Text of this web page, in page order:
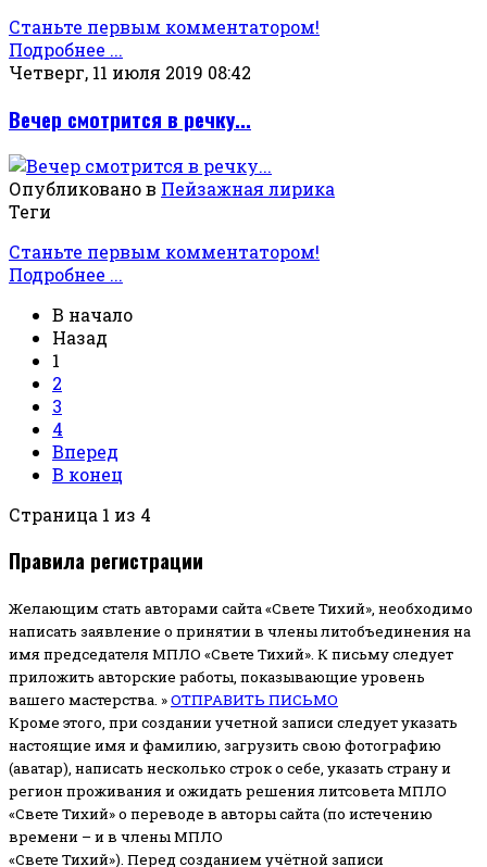
Станьте первым комментатором!
Подробнее ...
Четверг, 11 июля 2019 08:42
Вечер смотрится в речку...
Опубликовано в Пейзажная лирика
Теги
Станьте первым комментатором!
Подробнее ...
В начало
Назад
1
2
3
4
Вперед
В конец
Страница 1 из 4
Правила регистрации
Желающим стать авторами сайта «Свете Тихий», необходимо
написать заявление о принятии в члены литобъединения на
имя председателя МПЛО «Свете Тихий». К письму следует
приложить авторские работы, показывающие уровень
вашего мастерства. »ОТПРАВИТЬ ПИСЬМО
Кроме этого, при создании учетной записи следует указать
настоящие имя и фамилию, загрузить свою фотографию
(аватар), написать несколько строк о себе, указать страну и
регион проживания и ожидать решения литсовета МПЛО
«Свете Тихий» о переводе в авторы сайта (по истечению
времени – и в члены МПЛО
«Свете Тихий»). Перед созданием учётной записи